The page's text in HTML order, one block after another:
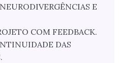
E
COM FEEDBACK.
DAS